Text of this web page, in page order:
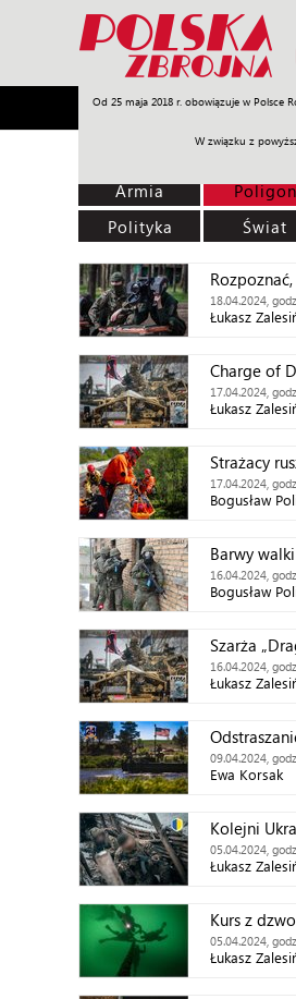
Od 25 maja 2018 r. obowiązuje w Polsce
W związku z
Armia Poligon Sprzęt
Armia Poligon
Polityka
Świat
18.04.2024,
Łukasz
Charge of
17.04.2024,
Łukasz
Strażacy
17.04.2024,
Bogusław
Barwy walki
16.04.2024,
Bogusław
Szarża
16.04.2024,
Łukasz
09.04.2024,
Ewa Korsak
Kolejni
05.04.2024,
Łukasz
Kurs z
05.04.2024,
Łukasz